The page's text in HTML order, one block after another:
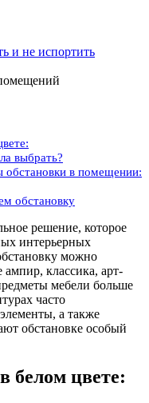
и не испортить
выбрать?
обстановки в помещении:
обстановку
решение, которое
интерьерных
можно
классика, арт-
мебели больше
часто
а также
обстановке особый
белом цвете: